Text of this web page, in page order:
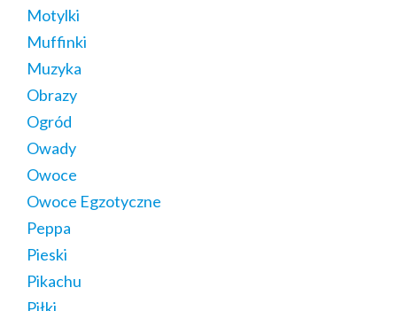
Motylki
Muffinki
Muzyka
Obrazy
Ogród
Owady
Owoce
Owoce Egzotyczne
Peppa
Pieski
Pikachu